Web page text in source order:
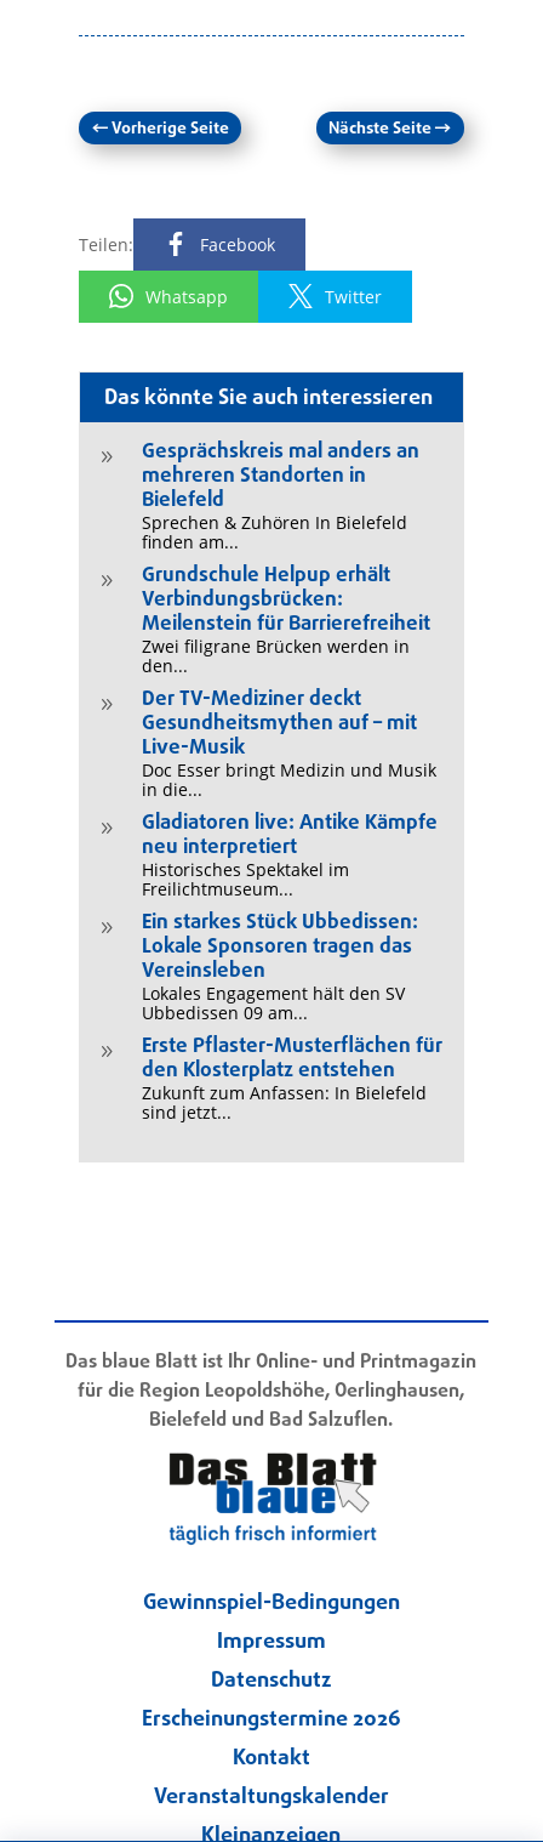
Das könnte Sie auch interessieren
9
Gesprächskreis mal anders an
mehreren Standorten in
Bielefeld
Sprechen & Zuhören In Bielefeld
finden am...
9
Grundschule Helpup erhält
Verbindungsbrücken:
Meilenstein für Barrierefreiheit
Zwei filigrane Brücken werden in
den...
9
Der TV-Mediziner deckt
Gesundheitsmythen auf – mit
Live-Musik
Doc Esser bringt Medizin und Musik
in die...
9
Gladiatoren live: Antike Kämpfe
neu interpretiert
Historisches Spektakel im
Freilichtmuseum...
9
Ein starkes Stück Ubbedissen:
Lokale Sponsoren tragen das
Vereinsleben
Lokales Engagement hält den SV
Ubbedissen 09 am...
9
Erste Pflaster-Musterflächen für
den Klosterplatz entstehen
Zukunft zum Anfassen: In Bielefeld
sind jetzt...
←Vorherige Seite Nächste Seite→
Teilen: Facebook
Whatsapp Twitter
Das blaue Blatt ist Ihr Online- und Printmagazin
für die Region Leopoldshöhe, Oerlinghausen,
Bielefeld und Bad Salzuflen.
Gewinnspiel-Bedingungen
Impressum
Datenschutz
Erscheinungstermine 2026
Kontakt
Veranstaltungskalender